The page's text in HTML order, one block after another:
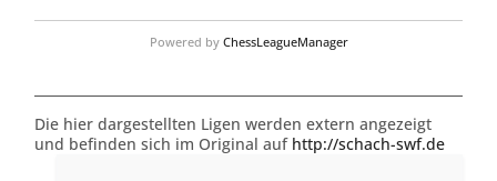
Powered by ChessLeagueManager
Die hier dargestellten Ligen werden extern angezeigt
und befinden sich im Original auf http://schach-swf.de